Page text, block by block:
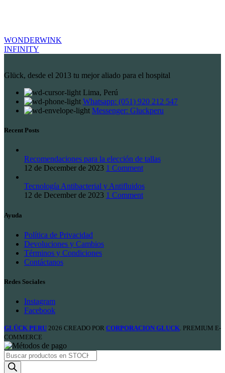
WONDERWINK
INFINITY
Glück, desde el 2013 tu mejor aliado para el hospital
Lima, Perú
Whatsapp: (051) 920 212 547
Messenger: Gluckperu
Recent Posts
Recomendaciones para la elección de tallas
12 de December de 2023 1 Comment
Tecnología Antibacterial y Antifluidos
12 de December de 2023 1 Comment
Ayuda
Política de Privacidad
Devoluciones y Cambios
Términos y Condiciones
Contáctanos
Redes Sociales
Instagram
Facebook
GLÜCK PERU 2026 CREADO POR CORPORACION GLUCK. PREMIUM E-
COMMERCE
Products
search